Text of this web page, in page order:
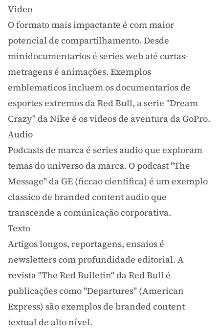
Video
O formato mais impactante é com maior
potencial de compartilhamento. Desde
minidocumentarios é series web até curtas-
metragens é animações. Exemplos
emblematicos incluem os documentarios de
esportes extremos da Red Bull, a serie "Dream
Crazy" da Nike é os videos de aventura da GoPro.
Audio
Podcasts de marca é series audio que exploram
temas do universo da marca. O podcast "The
Message" da GE (ficcao cientifica) é um exemplo
classico de branded content audio que
transcende a comúnicação corporativa.
Texto
Artigos longos, reportagens, ensaios é
newsletters com profundidade editorial. A
revista "The Red Bulletin" da Red Bull é
publicações como "Departures" (American
Express) são exemplos de branded content
textual de alto nível.